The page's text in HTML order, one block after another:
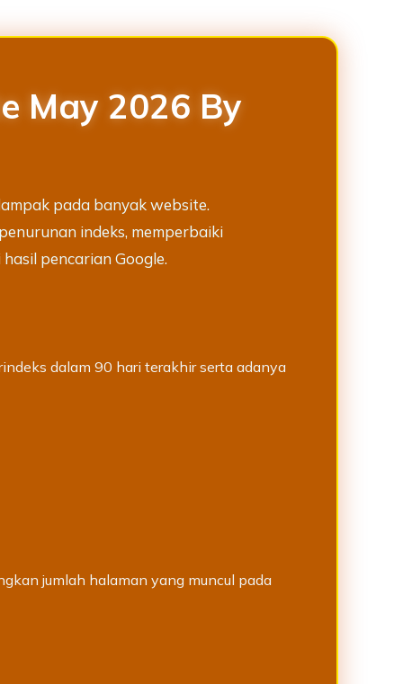
May 2026 By
pada banyak website.
indeks, memperbaiki
pencarian Google.
dalam 90 hari terakhir serta adanya
jumlah halaman yang muncul pada